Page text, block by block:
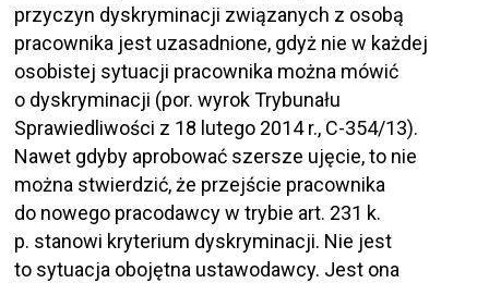
przyczyn dyskryminacji związanych z osobą
pracownika jest uzasadnione, gdyż nie w każdej
osobistej sytuacji pracownika można mówić
o dyskryminacji (por. wyrok Trybunału
Sprawiedliwości z 18 lutego 2014 r., C-354/13).
Nawet gdyby aprobować szersze ujęcie, to nie
można stwierdzić, że przejście pracownika
do nowego pracodawcy w trybie art. 231 k.
p. stanowi kryterium dyskryminacji. Nie jest
to sytuacja obojętna ustawodawcy. Jest ona